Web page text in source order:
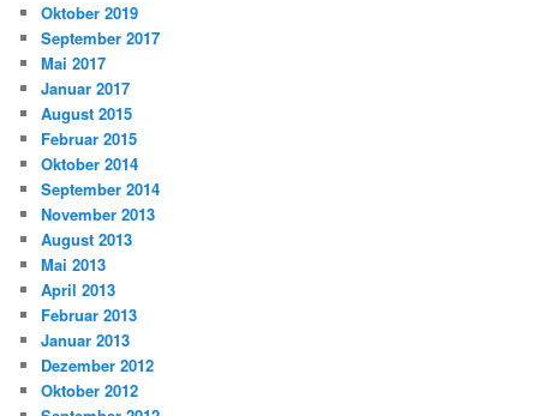
Oktober 2019
September 2017
Mai 2017
Januar 2017
August 2015
Februar 2015
Oktober 2014
September 2014
November 2013
August 2013
Mai 2013
April 2013
Februar 2013
Januar 2013
Dezember 2012
Oktober 2012